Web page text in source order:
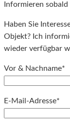
Informieren
Haben Sie
Objekt? Ich
wieder verfügbar
Vor & Nachname*
E-Mail-Adresse*